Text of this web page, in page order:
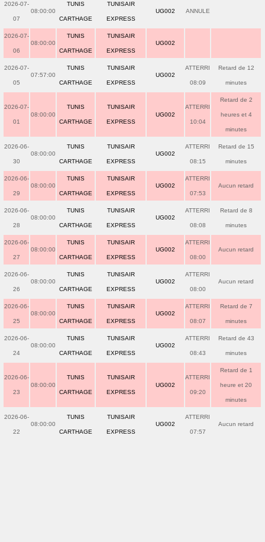
2026-07-
07
08:00:00
TUNIS
CARTHAGE
TUNISAIR
EXPRESS
UG002 ANNULE
2026-07-
06
08:00:00
TUNIS
CARTHAGE
TUNISAIR
EXPRESS
UG002
2026-07-
05
07:57:00
TUNIS
CARTHAGE
TUNISAIR
EXPRESS
UG002
ATTERRI
08:09
Retard de 12
minutes
2026-07-
01
08:00:00
TUNIS
CARTHAGE
TUNISAIR
EXPRESS
UG002
ATTERRI
10:04
Retard de 2
heures et 4
minutes
2026-06-
30
08:00:00
TUNIS
CARTHAGE
TUNISAIR
EXPRESS
UG002
ATTERRI
08:15
Retard de 15
minutes
2026-06-
29
08:00:00
TUNIS
CARTHAGE
TUNISAIR
EXPRESS
UG002
ATTERRI
07:53
Aucun retard
2026-06-
28
08:00:00
TUNIS
CARTHAGE
TUNISAIR
EXPRESS
UG002
ATTERRI
08:08
Retard de 8
minutes
2026-06-
27
08:00:00
TUNIS
CARTHAGE
TUNISAIR
EXPRESS
UG002
ATTERRI
08:00
Aucun retard
2026-06-
26
08:00:00
TUNIS
CARTHAGE
TUNISAIR
EXPRESS
UG002
ATTERRI
08:00
Aucun retard
2026-06-
25
08:00:00
TUNIS
CARTHAGE
TUNISAIR
EXPRESS
UG002
ATTERRI
08:07
Retard de 7
minutes
2026-06-
24
08:00:00
TUNIS
CARTHAGE
TUNISAIR
EXPRESS
UG002
ATTERRI
08:43
Retard de 43
minutes
2026-06-
23
08:00:00
TUNIS
CARTHAGE
TUNISAIR
EXPRESS
UG002
ATTERRI
09:20
Retard de 1
heure et 20
minutes
2026-06-
22
08:00:00
TUNIS
CARTHAGE
TUNISAIR
EXPRESS
UG002
ATTERRI
07:57
Aucun retard